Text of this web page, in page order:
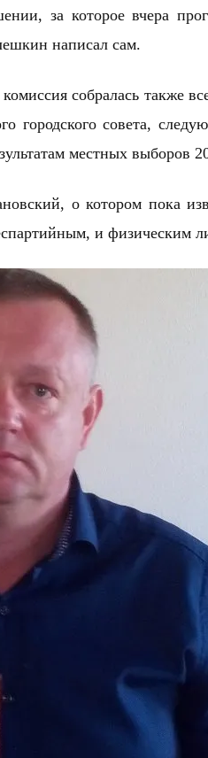
за которое вчера
написал сам.
собралась также
городского совета,
местных выборов
о котором пока
и физическим